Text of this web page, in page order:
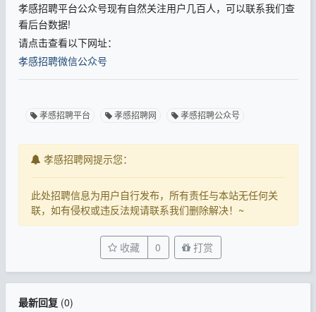
孝感招聘平台公众号现有自然关注用户几百人，可以联系我们查
看后台数据!
请点击查看以下网址：
孝感招聘微信公众号
孝感招聘平台 孝感招聘网 孝感招聘公众号
孝感招聘网提示您：
此处招聘信息为用户自行发布，所有责任与本站无任何关
联，如有侵权或违反法规请联系我们删除解决！~
收藏 0 打赏
最新回复(0)